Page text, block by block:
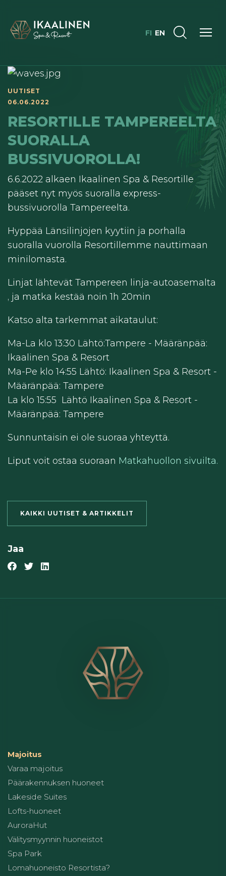
FI EN
UUTISET
06.06.2022
RESORTILLE TAMPEREELTA
SUORALLA
BUSSIVUOROLLA!
6.6.2022 alkaen Ikaalinen Spa & Resortille
pääset nyt myös suoralla express-
bussivuorolla Tampereelta.
Hyppää Länsilinjojen kyytiin ja porhalla
suoralla vuorolla Resortillemme nauttimaan
minilomasta.
Linjat lähtevät Tampereen linja-autoasemalta
, ja matka kestää noin 1h 20min
Katso alta tarkemmat aikataulut:
Ma-La klo 13:30 Lähtö:Tampere - Määränpää:
Ikaalinen Spa & Resort
Ma-Pe klo 14:55 Lähtö: Ikaalinen Spa & Resort -
Määränpää: Tampere
La klo 15:55 Lähtö Ikaalinen Spa & Resort -
Määränpää: Tampere
Sunnuntaisin ei ole suoraa yhteyttä.
Liput voit ostaa suoraan Matkahuollon sivuilta.
KAIKKI UUTISET & ARTIKKELIT
Jaa
Majoitus
Varaa majoitus
Päärakennuksen huoneet
Lakeside Suites
Lofts-huoneet
AuroraHut
Välitysmyynnin huoneistot
Spa Park
Lomahuoneisto Resortista?